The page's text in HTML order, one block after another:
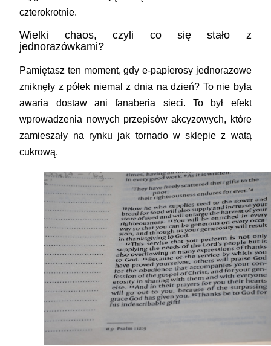
czterokrotnie.
Wielki chaos, czyli co się stało z
jednorazówkami?
Pamiętasz ten moment, gdy e-papierosy jednorazowe
zniknęły z półek niemal z dnia na dzień? To nie była
awaria dostaw ani fanaberia sieci. To był efekt
wprowadzenia nowych przepisów akcyzowych, które
zamieszały na rynku jak tornado w sklepie z watą
cukrową.